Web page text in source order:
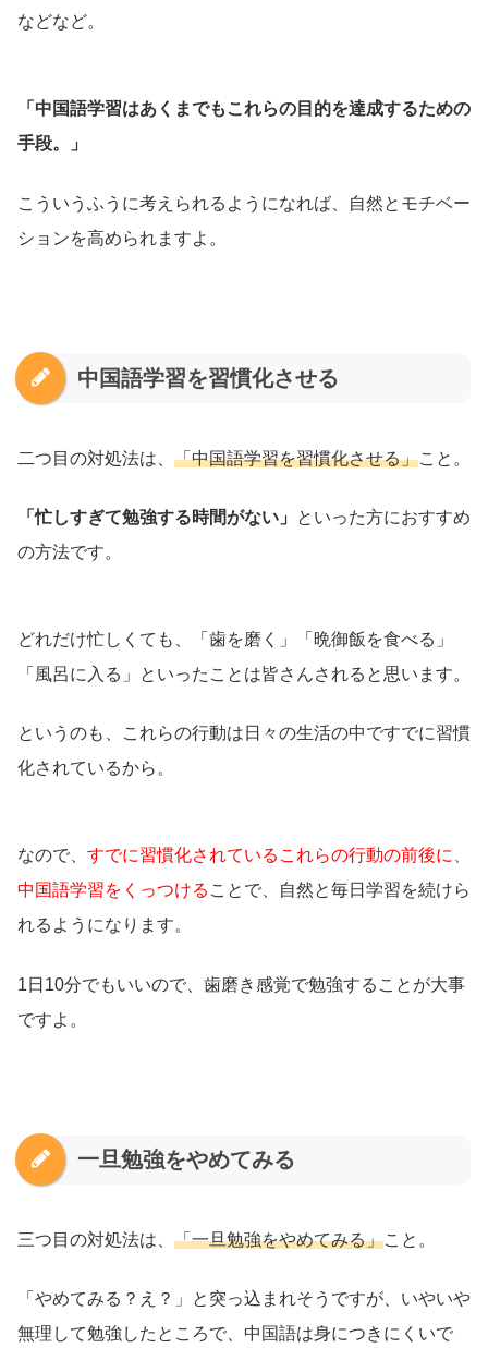
などなど。
「中国語学習はあくまでもこれらの目的を達成するための
手段。」
こういうふうに考えられるようになれば、自然とモチベー
ションを高められますよ。
中国語学習を習慣化させる
二つ目の対処法は、 「中国語学習を習慣化させる」こと。
「忙しすぎて勉強する時間がない」
といった方におすすめ
の方法です。
どれだけ忙しくても、「歯を磨く」「晩御飯を食べる」
「風呂に入る」といったことは皆さんされると思います。
というのも、これらの行動は日々の生活の中ですでに習慣
化されているから。
なので、 すでに習慣化されているこれらの行動の前後に、
中国語学習をくっつける ことで、自然と毎日学習を続けら
れるようになります。
1日10分でもいいので、歯磨き感覚で勉強することが大事
ですよ。
一旦勉強をやめてみる
三つ目の対処法は、 「一旦勉強をやめてみる」こと。
「やめてみる？え？」と突っ込まれそうですが、いやいや
無理して勉強したところで、中国語は身につきにくいで